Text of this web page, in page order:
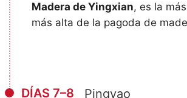
Madera de Yingxian, es la
más alta de la pagoda de
DÍAS 7–8 Pingyao